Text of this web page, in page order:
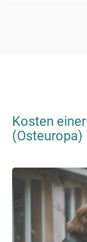
Kosten einer
(Osteuropa)